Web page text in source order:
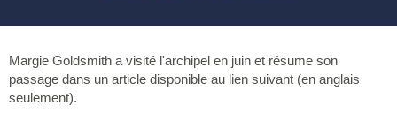
Margie Goldsmith a visité l'archipel en juin et résume son
passage dans un article disponible au lien suivant (en anglais
seulement).